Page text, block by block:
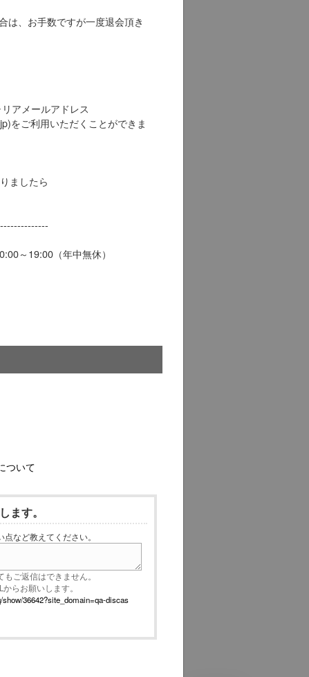
は、お手数ですが一度退会頂き
アメールアドレス
をご利用いただくことができま
ましたら
～19:00（年中無休）
ついて
ます。
など教えてください。
ご返信はできません。
らお願いします。
36642?site_domain=qa-discas